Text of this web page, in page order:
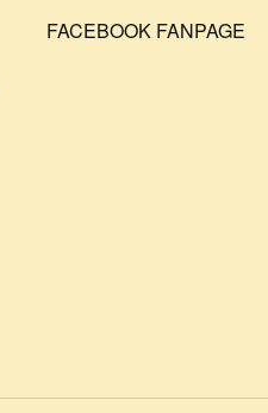
FACEBOOK FANPAGE